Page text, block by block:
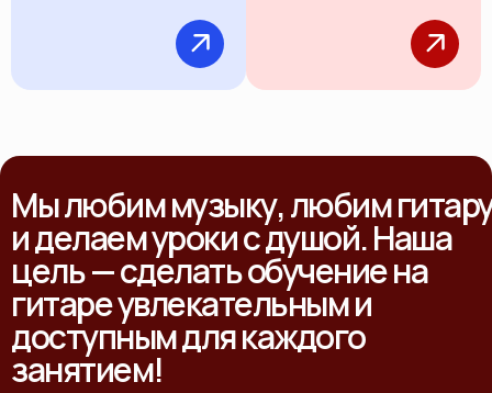
Мы любим музыку, любим
и делаем уроки с душой. Наша
цель — сделать обучение на
гитаре увлекательным и
доступным для каждого
занятием!